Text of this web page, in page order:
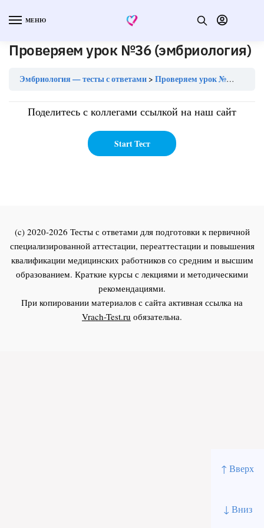
↑ Вверх
↓ Вниз
МЕНЮ
Проверяем урок №36 (эмбриология)
Эмбриология — тесты с ответами Проверяем урок №36 (эмбриология)
Поделитесь с коллегами ссылкой на наш сайт
(c) 2020-2026 Тесты с ответами для подготовки к первичной
специализированной аттестации, переаттестации и повышения
квалификации медицинских работников со средним и высшим
образованием. Краткие курсы с лекциями и методическими
рекомендациями.
При копировании материалов с сайта активная ссылка на
Vrach-Test.ru обязательна.